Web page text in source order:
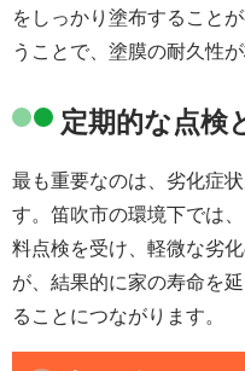
をしっかり塗布すること
うことで、塗膜の耐久性
定期的な点検
最も重要なのは、劣化症
す。笛吹市の環境下では
料点検を受け、軽微な劣
が、結果的に家の寿命を
ることにつながります。